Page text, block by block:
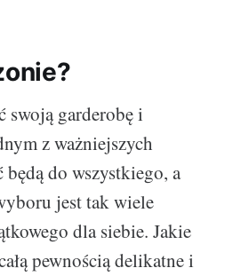
swoją garderobę i
z ważniejszych
będą do wszystkiego, a
jest tak wiele
dla siebie. Jakie
pewnością delikatne i